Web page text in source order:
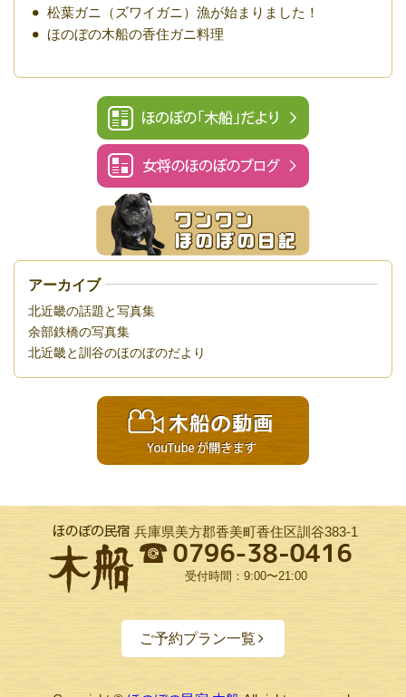
松葉ガニ（ズワイガニ）漁が始まりました！
ほのぼの木船の香住ガニ料理
アーカイブ
北近畿の話題と写真集
余部鉄橋の写真集
北近畿と訓谷のほのぼのだより
兵庫県美方郡香美町香住区訓谷383-1
受付時間：9:00〜21:00
ご予約プラン一覧